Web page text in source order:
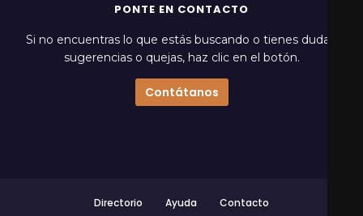
PONTE EN CONTACTO
Si no encuentras lo que estás buscando o tienes dudas,
sugerencias o quejas, haz clic en el botón.
Contátanos
Directorio Ayuda Contacto